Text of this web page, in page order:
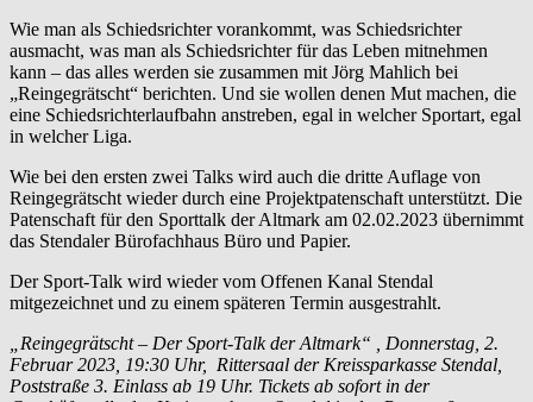
Wie man als Schiedsrichter vorankommt, was Schiedsrichter
ausmacht, was man als Schiedsrichter für das Leben mitnehmen
kann – das alles werden sie zusammen mit Jörg Mahlich bei
„Reingegrätscht“ berichten. Und sie wollen denen Mut machen, die
eine Schiedsrichterlaufbahn anstreben, egal in welcher Sportart, egal
in welcher Liga.
Wie bei den ersten zwei Talks wird auch die dritte Auflage von
Reingegrätscht wieder durch eine Projektpatenschaft unterstützt. Die
Patenschaft für den Sporttalk der Altmark am 02.02.2023 übernimmt
das Stendaler Bürofachhaus Büro und Papier.
Der Sport-Talk wird wieder vom Offenen Kanal Stendal
mitgezeichnet und zu einem späteren Termin ausgestrahlt.
„Reingegrätscht – Der Sport-Talk der Altmark“ , Donnerstag, 2.
Februar 2023, 19:30 Uhr, Rittersaal der Kreissparkasse Stendal,
Poststraße 3. Einlass ab 19 Uhr. Tickets ab sofort in der